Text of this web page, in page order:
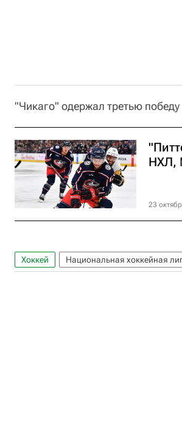
"Чикаго" одержал третью
НХЛ,
23
Хоккей Национальная хоккейная